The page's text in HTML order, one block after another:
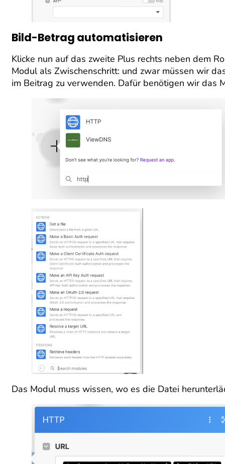
Bild-Betrag automatisieren
Klicke nun auf das zweite Plus rechts neben dem
Modul als Zwischenschritt: und zwar müssen wir
im Beitrag zu verwenden. Dafür benötigen wir das
Das Modul muss wissen, wo es die Datei